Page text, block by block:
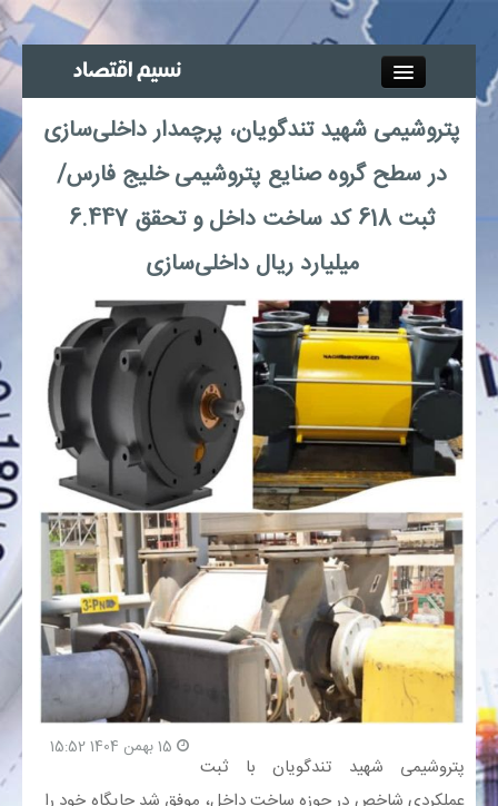
جذب خبرنگار
آگهی استخدام
پیوند‌ها
چند رسانه‌ای
اجتماعی
صنعت معدن و تجارت
بیمه و بورس
بانک
اقتصاد
خانه
پتروشیمی شهید تندگویان، پرچمدار داخلی‌سازی
در سطح گروه صنایع پتروشیمی خلیج فارس/
ثبت 618 کد ساخت داخل و تحقق 6.447
میلیارد ریال داخلی‌سازی
پتروشیمی شهید تندگویان با ثبت